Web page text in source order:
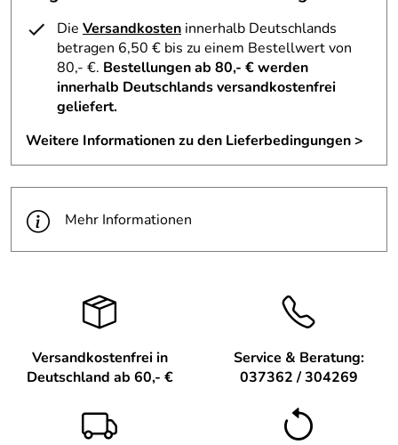
09548 Kurort Seiffen,
Die Versandkosten innerhalb Deutschlands
betragen 6,50 € bis zu einem Bestellwert von
80,- €. Bestellungen ab 80,- € werden
innerhalb Deutschlands versandkostenfrei
geliefert.
Weitere Informationen zu den Lieferbedingungen >
Mehr Informationen
Versandkostenfrei in
Deutschland ab 60,- €
Service & Beratung:
037362 / 304269